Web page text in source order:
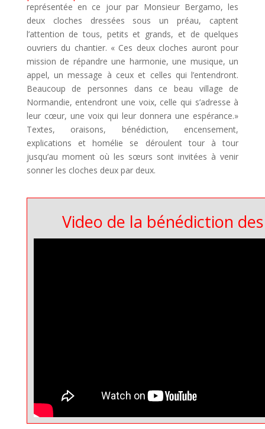
représentée en ce jour par Monsieur Bergamo, les
deux cloches dressées sous un préau, captent
l’attention de tous, petits et grands, et de quelques
ouvriers du chantier. « Ces deux cloches auront pour
mission de répandre une harmonie, une musique, un
appel, un message à ceux et celles qui l’entendront.
Beaucoup de personnes dans ce beau village de
Normandie, entendront une voix, celle qui s’adresse à
leur cœur, une voix qui leur donnera une espérance.»
Textes, oraisons, bénédiction, encensement,
explications et homélie se déroulent tour à tour
jusqu’au moment où les sœurs sont invitées à venir
sonner les cloches deux par deux.
Video de la bénédiction